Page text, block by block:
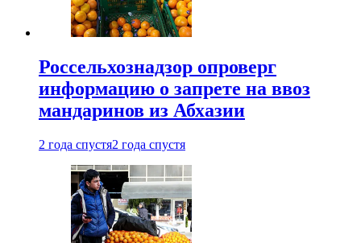
Россельхознадзор опроверг
информацию о запрете на ввоз
мандаринов из Абхазии
2 года спустя2 года спустя